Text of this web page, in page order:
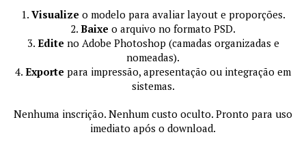
1. Visualize o modelo para avaliar layout e proporções.
2. Baixe o arquivo no formato PSD.
3. Edite no Adobe Photoshop (camadas organizadas e
nomeadas).
4. Exporte para impressão, apresentação ou integração em
sistemas.
Nenhuma inscrição. Nenhum custo oculto. Pronto para uso
imediato após o download.